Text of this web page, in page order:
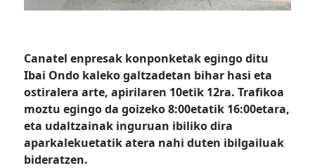
Canatel enpresak konponketak egingo ditu
Ibai Ondo kaleko galtzadetan bihar hasi eta
ostiralera arte, apirilaren 10etik 12ra. Trafikoa
moztu egingo da goizeko 8:00etatik 16:00etara,
eta udaltzainak inguruan ibiliko dira
aparkalekuetatik atera nahi duten ibilgailuak
bideratzen.